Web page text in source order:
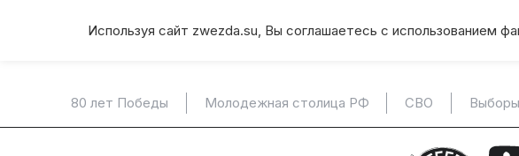
Используя сайт zwezda.su, Вы соглашаетесь с использованием
80 лет Победы Молодежная столица РФ СВО